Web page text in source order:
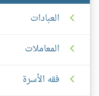
العبادات
المعاملات
فقه الأسرة